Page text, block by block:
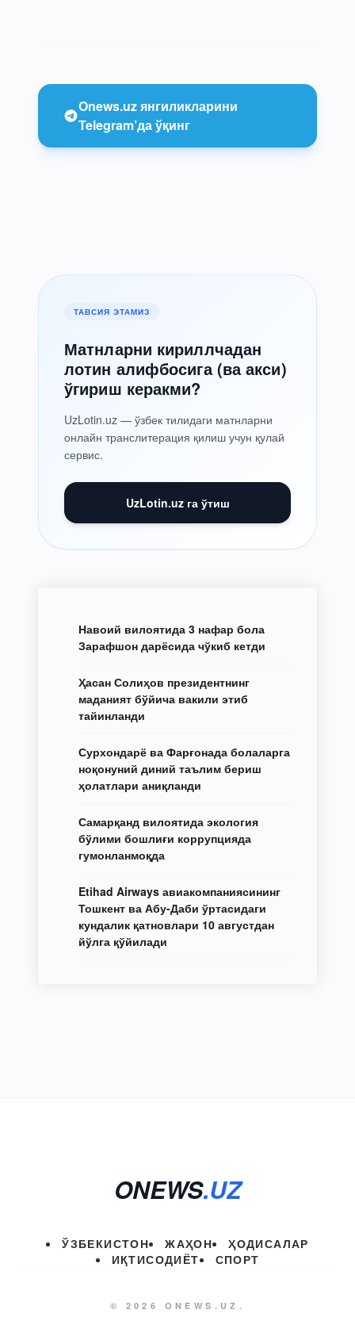
Onews.uz янгиликларини
Telegram’да ўқинг
ТАВСИЯ ЭТАМИЗ
Матнларни кириллчадан
лотин алифбосига (ва акси)
ўгириш керакми?
UzLotin.uz — ўзбек тилидаги матнларни
онлайн транслитерация қилиш учун қулай
сервис.
UzLotin.uz га ўтиш
Навоий вилоятида 3 нафар бола
Зарафшон дарёсида чўкиб кетди
Ҳасан Солиҳов президентнинг
маданият бўйича вакили этиб
тайинланди
Сурхондарё ва Фарғонада болаларга
ноқонуний диний таълим бериш
ҳолатлари аниқланди
Самарқанд вилоятида экология
бўлими бошлиғи коррупцияда
гумонланмоқда
Etihad Airways авиакомпаниясининг
Тошкент ва Абу-Даби ўртасидаги
кундалик қатновлари 10 августдан
йўлга қўйилади
ONEWS.UZ
ЎЗБЕКИСТОН ЖАҲОН
ҲОДИСАЛАР
ИҚТИСОДИЁТ
СПОРТ
© 2026 ONEWS.UZ.